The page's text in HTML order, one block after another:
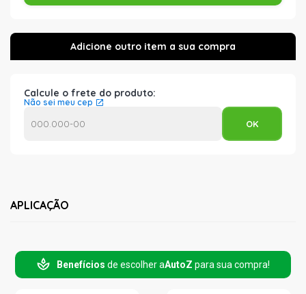
Calcule o frete do produto:
Não sei meu cep
APLICAÇÃO
Benefícios de escolher aAutoZ para sua compra!